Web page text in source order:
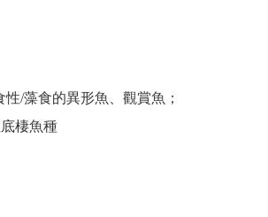
/藻食的異形魚、觀賞魚；
棲魚種